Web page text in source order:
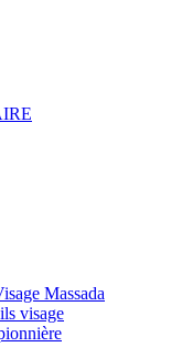
Massada
visage